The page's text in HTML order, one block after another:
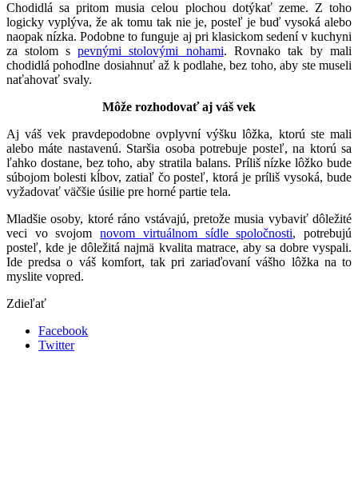
Chodidlá sa pritom musia celou plochou dotýkať zeme. Z toho
logicky vyplýva, že ak tomu tak nie je, posteľ je buď vysoká alebo
naopak nízka. Podobne to funguje aj pri klasickom sedení v kuchyni
za stolom spevnými stolovými nohami. Rovnako tak by mali
chodidlá pohodlne dosiahnuť až k podlahe, bez toho, aby ste museli
naťahovať svaly.
Môže rozhodovať aj váš vek
Aj váš vek pravdepodobne ovplyvní výšku lôžka, ktorú ste mali
alebo máte nastavenú. Staršia osoba potrebuje posteľ, na ktorú sa
ľahko dostane, bez toho, aby stratila balans. Príliš nízke lôžko bude
súbojom bolesti kĺbov, zatiaľ čo posteľ, ktorá je príliš vysoká, bude
vyžadovať väčšie úsilie pre horné partie tela.
Mladšie osoby, ktoré ráno vstávajú, pretože musia vybaviť dôležité
veci vo svojomnovom virtuálnom sídle spoločnosti, potrebujú
posteľ, kde je dôležitá najmä kvalita matrace, aby sa dobre vyspali.
Ide predsa o váš komfort, tak pri zariaďovaní vášho lôžka na to
myslite vopred.
Zdieľať
Facebook
Twitter